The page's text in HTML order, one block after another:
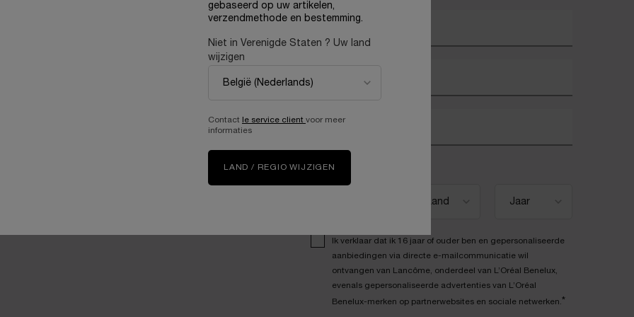
Voornaam
Geboortedatum
Ik verklaar dat ik 16 jaar of ouder ben en gepersonaliseerde
aanbiedingen via directe e-mailcommunicatie wil
ontvangen van Lancôme, onderdeel van L’Oréal Benelux,
evenals gepersonaliseerde advertenties van L’Oréal
Benelux-merken op partnerwebsites en sociale netwerken.*
gebaseerd op uw artikelen,
verzendmethode en bestemming.
Niet in Verenigde Staten ? Uw land
wijzigen
Contact le service client voor meer
informaties
LAND / REGIO WIJZIGEN